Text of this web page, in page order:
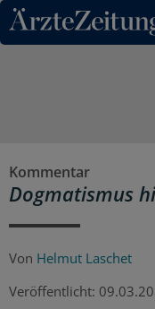
Direkt zum
Kommentar
Dogmatismus
Von Helmut Laschet
Veröffentlicht: